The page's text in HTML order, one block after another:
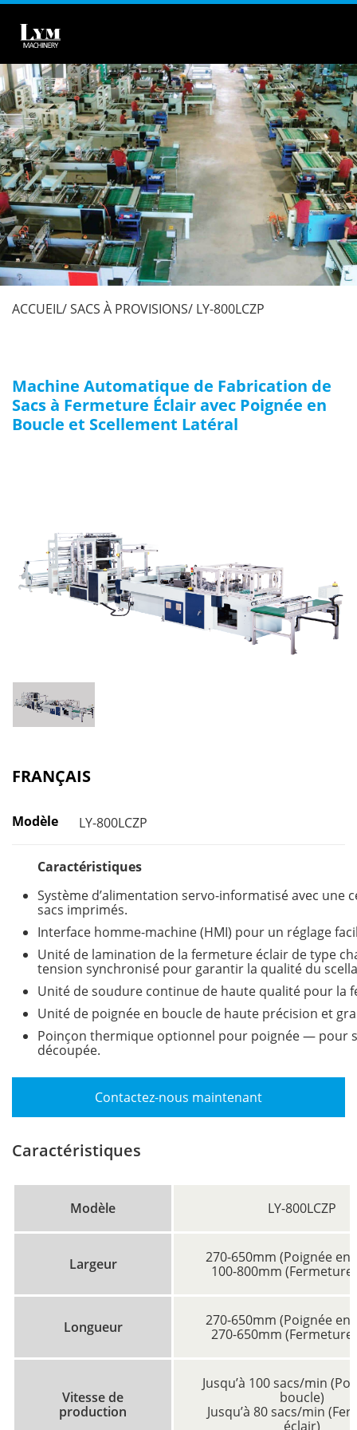
ACCUEIL SACS À PROVISIONS LY-800LCZP
Machine Automatique de Fabrication de
Sacs à Fermeture Éclair avec Poignée en
Boucle et Scellement Latéral
FRANÇAIS
Modèle LY-800LCZP
Caractéristiques
Système d’alimentation servo-informatisé avec une
sacs imprimés.
Interface homme-machine (HMI) pour un réglage
Unité de lamination de la fermeture éclair de type
tension synchronisé pour garantir la qualité du
Unité de soudure continue de haute qualité pour la
Unité de poignée en boucle de haute précision et
Poinçon thermique optionnel pour poignée — pour
découpée.
Contactez-nous maintenant
Caractéristiques
Modèle LY-800LCZP
Largeur
270-650mm (Poignée en
100-800mm (Fermeture
Longueur
270-650mm (Poignée en
270-650mm (Fermeture
Vitesse de
production
Jusqu’à 100 sacs/min
boucle)
Jusqu’à 80 sacs/min
éclair)